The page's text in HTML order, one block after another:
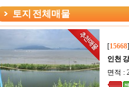
토지 전체매물
[15668
인천
면적 :